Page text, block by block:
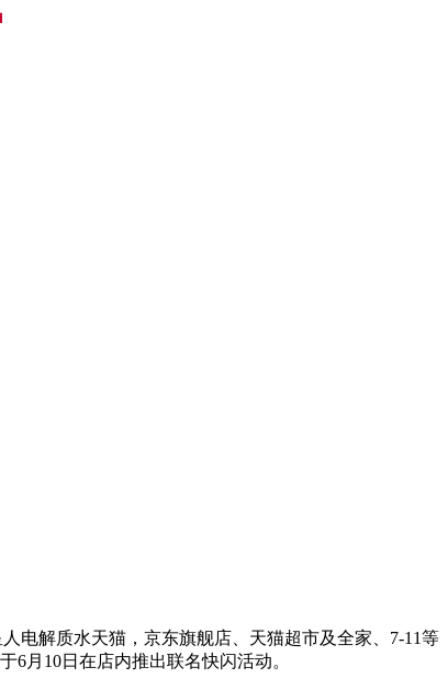
电解质水天猫，京东旗舰店、天猫超市及全家、7-11等
月10日在店内推出联名快闪活动。